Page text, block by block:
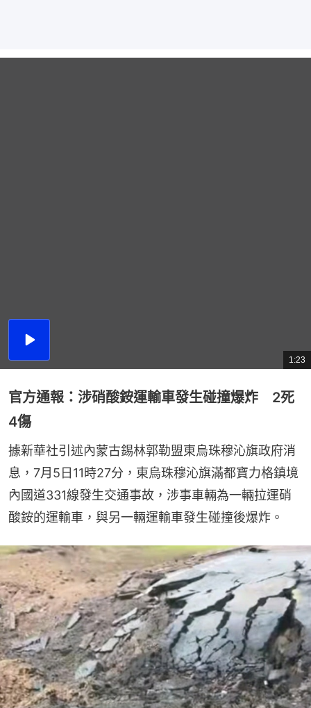
播
總
共
1:23
官方通報：涉硝酸銨運輸車發生碰撞爆炸 2死
4傷
據新華社引述內蒙古錫林郭勒盟東烏珠穆沁旗政府消
息，7月5日11時27分，東烏珠穆沁旗滿都寶力格鎮境
內國道331線發生交通事故，涉事車輛為一輛拉運硝
酸銨的運輸車，與另一輛運輸車發生碰撞後爆炸。